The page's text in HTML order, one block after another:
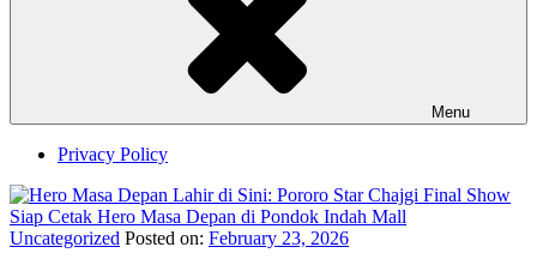
Menu
Privacy Policy
Uncategorized Posted on: February 23, 2026